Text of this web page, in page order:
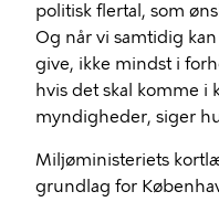
politisk flertal, som
Og når vi samtidig
give, ikke mindst i
hvis det skal komme
myndigheder, siger
Miljøministeriets
grundlag for